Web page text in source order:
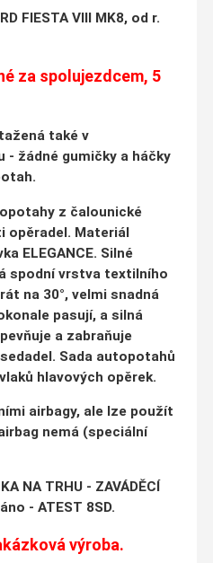
FIESTA VIII MK8, od r.
za spolujezdcem, 5
také v
žádné gumičky a háčky
z čalounické
opěradel. Materiál
ELEGANCE. Silné
spodní vrstva textilního
na 30°, velmi snadná
pasují, a silná
a zabraňuje
Sada autopotahů
hlavových opěrek.
airbagy, ale lze použít
nemá (speciální
NA TRHU - ZAVÁDĚCÍ
- ATEST 8SD.
výroba.